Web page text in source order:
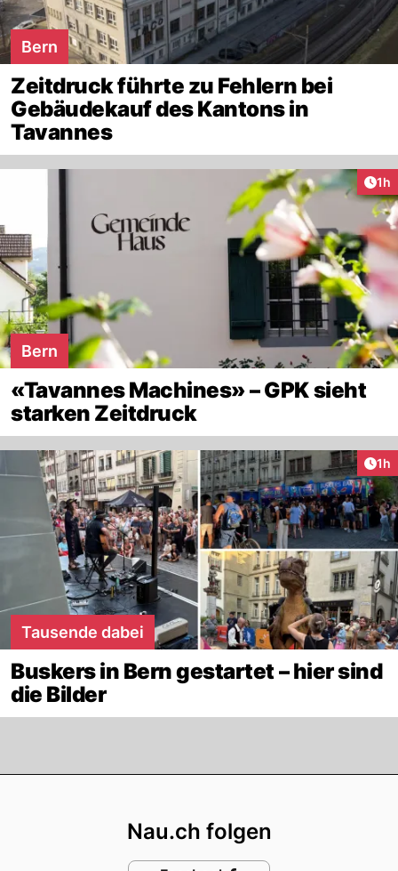
Bern
Zeitdruck führte zu Fehlern bei
Gebäudekauf des Kantons in
Tavannes
1h
Bern
«Tavannes Machines» – GPK sieht
starken Zeitdruck
1h
Tausende dabei
Buskers in Bern gestartet – hier sind
die Bilder
Nau.ch folgen